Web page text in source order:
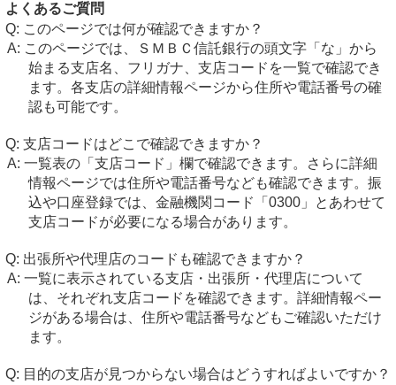
よくあるご質問
このページでは何が確認できますか？
このページでは、ＳＭＢＣ信託銀行の頭文字「な」から
始まる支店名、フリガナ、支店コードを一覧で確認でき
ます。各支店の詳細情報ページから住所や電話番号の確
認も可能です。
支店コードはどこで確認できますか？
一覧表の「支店コード」欄で確認できます。さらに詳細
情報ページでは住所や電話番号なども確認できます。振
込や口座登録では、金融機関コード「0300」とあわせて
支店コードが必要になる場合があります。
出張所や代理店のコードも確認できますか？
一覧に表示されている支店・出張所・代理店について
は、それぞれ支店コードを確認できます。詳細情報ペー
ジがある場合は、住所や電話番号などもご確認いただけ
ます。
目的の支店が見つからない場合はどうすればよいですか？